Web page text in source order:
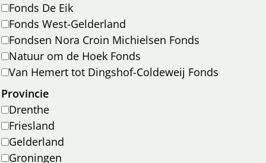
Fonds De Eik
Fonds West-Gelderland
Fondsen Nora Croin Michielsen Fonds
Natuur om de Hoek Fonds
Van Hemert tot Dingshof-Coldeweij Fonds
Provincie
Drenthe
Friesland
Gelderland
Groningen